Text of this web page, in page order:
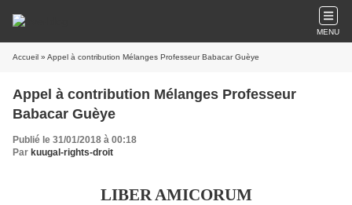
MENU
Accueil » Appel à contribution Mélanges Professeur Babacar Guèye
Appel à contribution Mélanges Professeur
Babacar Guèye
Publié le 31/01/2018 à 00:18
Par kuugal-rights-droit
LIBER AMICORUM